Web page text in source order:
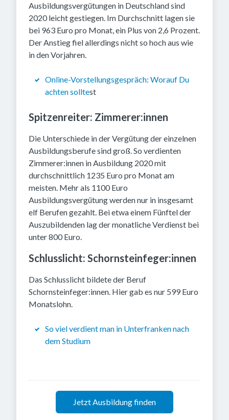
Ausbildungsvergütungen in Deutschland sind
2020 leicht gestiegen. Im Durchschnitt lagen sie
bei 963 Euro pro Monat, ein Plus von 2,6 Prozent.
Der Anstieg fiel allerdings nicht so hoch aus wie
in den Vorjahren.
Online-Vorstellungsgespräch: Worauf Du
achten solltest
Spitzenreiter: Zimmerer:innen
Die Unterschiede in der Vergütung der einzelnen
Ausbildungsberufe sind groß. So verdienten
Zimmerer:innen in Ausbildung 2020 mit
durchschnittlich 1235 Euro pro Monat am
meisten. Mehr als 1100 Euro
Ausbildungsvergütung werden nur in insgesamt
elf Berufen gezahlt. Bei etwa einem Fünftel der
Auszubildenden lag der monatliche Verdienst bei
unter 800 Euro.
Schlusslicht: Schornsteinfeger:innen
Das Schlusslicht bildete der Beruf
Schornsteinfeger:innen. Hier gab es nur 599 Euro
Monatslohn.
So viel verdient man in Unterfranken nach
dem Studium
Jetzt Ausbildung finden